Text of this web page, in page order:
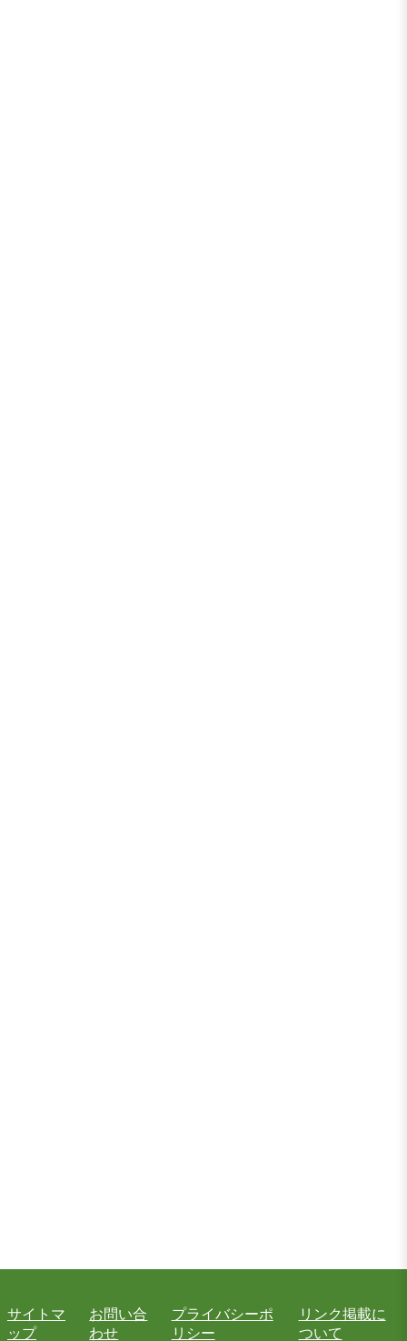
サイトマ
ップ
お問い合
わせ
プライバシーポ
リシー
リンク掲載に
ついて